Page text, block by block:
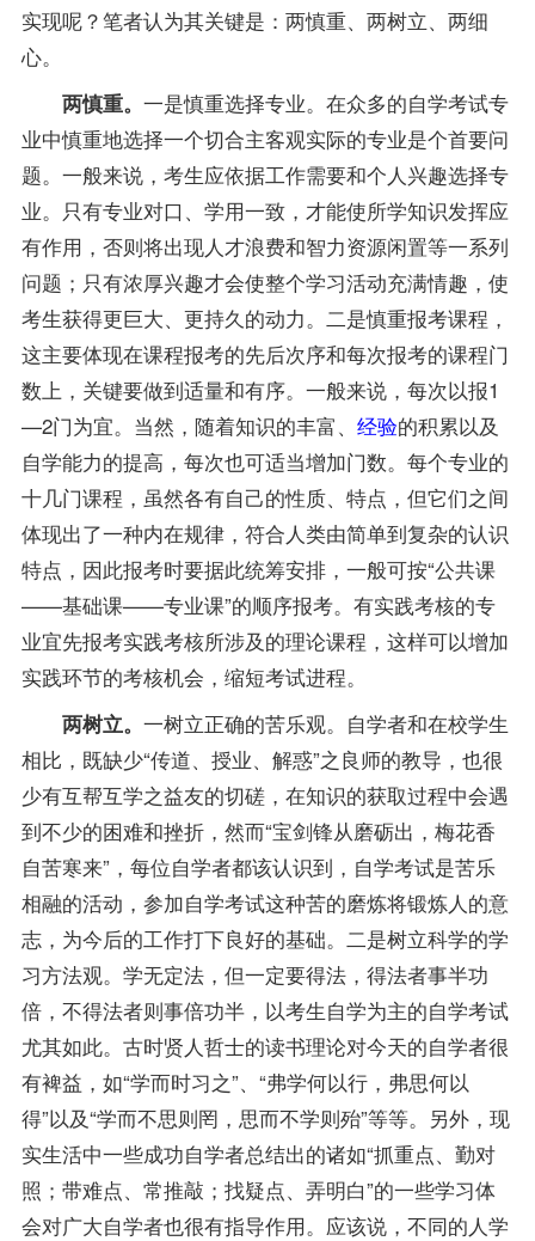
实现呢？笔者认为其关键是：两慎重、两树立、两细
心。
两慎重。 一是慎重选择专业。在众多的自学考试专
业中慎重地选择一个切合主客观实际的专业是个首要问
题。一般来说，考生应依据工作需要和个人兴趣选择专
业。只有专业对口、学用一致，才能使所学知识发挥应
有作用，否则将出现人才浪费和智力资源闲置等一系列
问题；只有浓厚兴趣才会使整个学习活动充满情趣，使
考生获得更巨大、更持久的动力。二是慎重报考课程，
这主要体现在课程报考的先后次序和每次报考的课程门
数上，关键要做到适量和有序。一般来说，每次以报1
—2门为宜。当然，随着知识的丰富、 经验的积累以及
自学能力的提高，每次也可适当增加门数。每个专业的
十几门课程，虽然各有自己的性质、特点，但它们之间
体现出了一种内在规律，符合人类由简单到复杂的认识
特点，因此报考时要据此统筹安排，一般可按“公共课
——基础课——专业课”的顺序报考。有实践考核的专
业宜先报考实践考核所涉及的理论课程，这样可以增加
实践环节的考核机会，缩短考试进程。
两树立。 一树立正确的苦乐观。自学者和在校学生
相比，既缺少“传道、授业、解惑”之良师的教导，也很
少有互帮互学之益友的切磋，在知识的获取过程中会遇
到不少的困难和挫折，然而“宝剑锋从磨砺出，梅花香
自苦寒来”，每位自学者都该认识到，自学考试是苦乐
相融的活动，参加自学考试这种苦的磨炼将锻炼人的意
志，为今后的工作打下良好的基础。二是树立科学的学
习方法观。学无定法，但一定要得法，得法者事半功
倍，不得法者则事倍功半，以考生自学为主的自学考试
尤其如此。古时贤人哲士的读书理论对今天的自学者很
有裨益，如“学而时习之”、“弗学何以行，弗思何以
得”以及“学而不思则罔，思而不学则殆”等等。另外，现
实生活中一些成功自学者总结出的诸如“抓重点、勤对
照；带难点、常推敲；找疑点、弄明白”的一些学习体
会对广大自学者也很有指导作用。应该说，不同的人学